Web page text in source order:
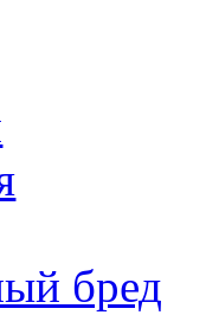
бред